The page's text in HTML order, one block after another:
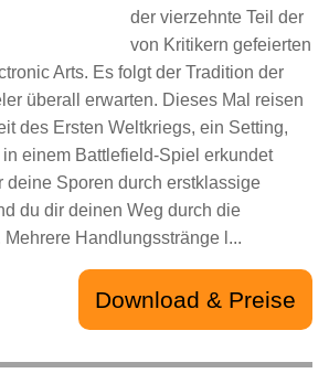
der vierzehnte Teil der
von Kritikern gefeierten
Arts. Es folgt der Tradition der
überall erwarten. Dieses Mal reisen
des Ersten Weltkriegs, ein Setting,
einem Battlefield-Spiel erkundet
deine Sporen durch erstklassige
du dir deinen Weg durch die
Handlungsstränge l...
Download & Preise